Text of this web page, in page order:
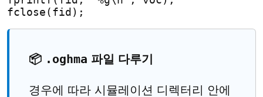
fclose(fid);
📦 .oghma 파일 다루기
경우에 따라 시뮬레이션 디렉터리 안에